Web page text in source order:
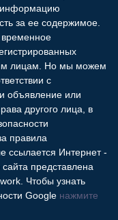
информацию
за ее содержимое.
лицам. Но мы можем
с
объявление или
другого лица, в
правила
ссылается Интернет -
представлена
Чтобы узнать
Google нажмите